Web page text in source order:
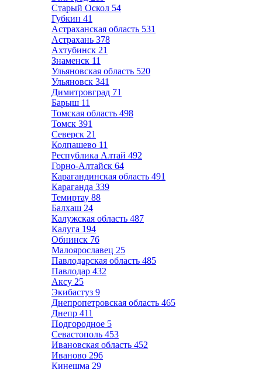
Старый Оскол 54
Губкин 41
Астраханская область 531
Астрахань 378
Ахтубинск 21
Знаменск 11
Ульяновская область 520
Ульяновск 341
Димитровград 71
Барыш 11
Томская область 498
Томск 391
Северск 21
Колпашево 11
Республика Алтай 492
Горно-Алтайск 64
Карагандинская область 491
Караганда 339
Темиртау 88
Балхаш 24
Калужская область 487
Калуга 194
Обнинск 76
Малоярославец 25
Павлодарская область 485
Павлодар 432
Аксу 25
Экибастуз 9
Днепропетровская область 465
Днепр 411
Подгородное 5
Севастополь 453
Ивановская область 452
Иваново 296
Кинешма 29